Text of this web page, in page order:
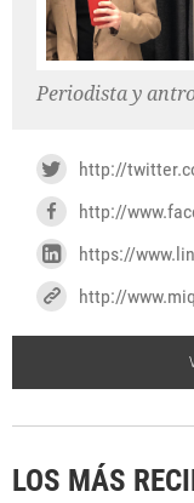
Periodista y
http://
http://
https://
http://
LOS MÁS